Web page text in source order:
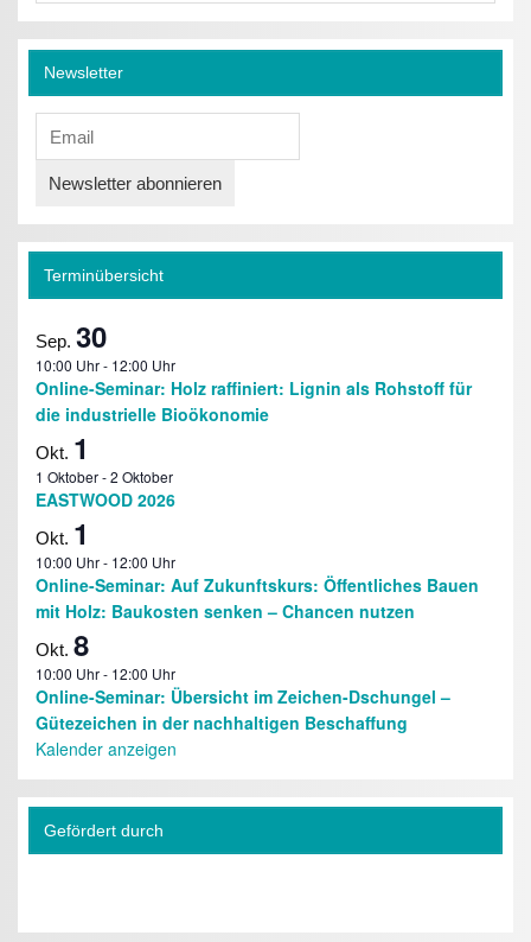
Newsletter
Terminübersicht
Sep.30
10:00 Uhr- 12:00 Uhr
Online-Seminar: Holz raffiniert: Lignin als Rohstoff für
die industrielle Bioökonomie
Okt. 1
1 Oktober-2 Oktober
EASTWOOD 2026
Okt. 1
10:00 Uhr- 12:00 Uhr
Online-Seminar: Auf Zukunftskurs: Öffentliches Bauen
mit Holz: Baukosten senken – Chancen nutzen
Okt.8
10:00 Uhr- 12:00 Uhr
Online-Seminar: Übersicht im Zeichen-Dschungel –
Gütezeichen in der nachhaltigen Beschaffung
Kalender anzeigen
Gefördert durch